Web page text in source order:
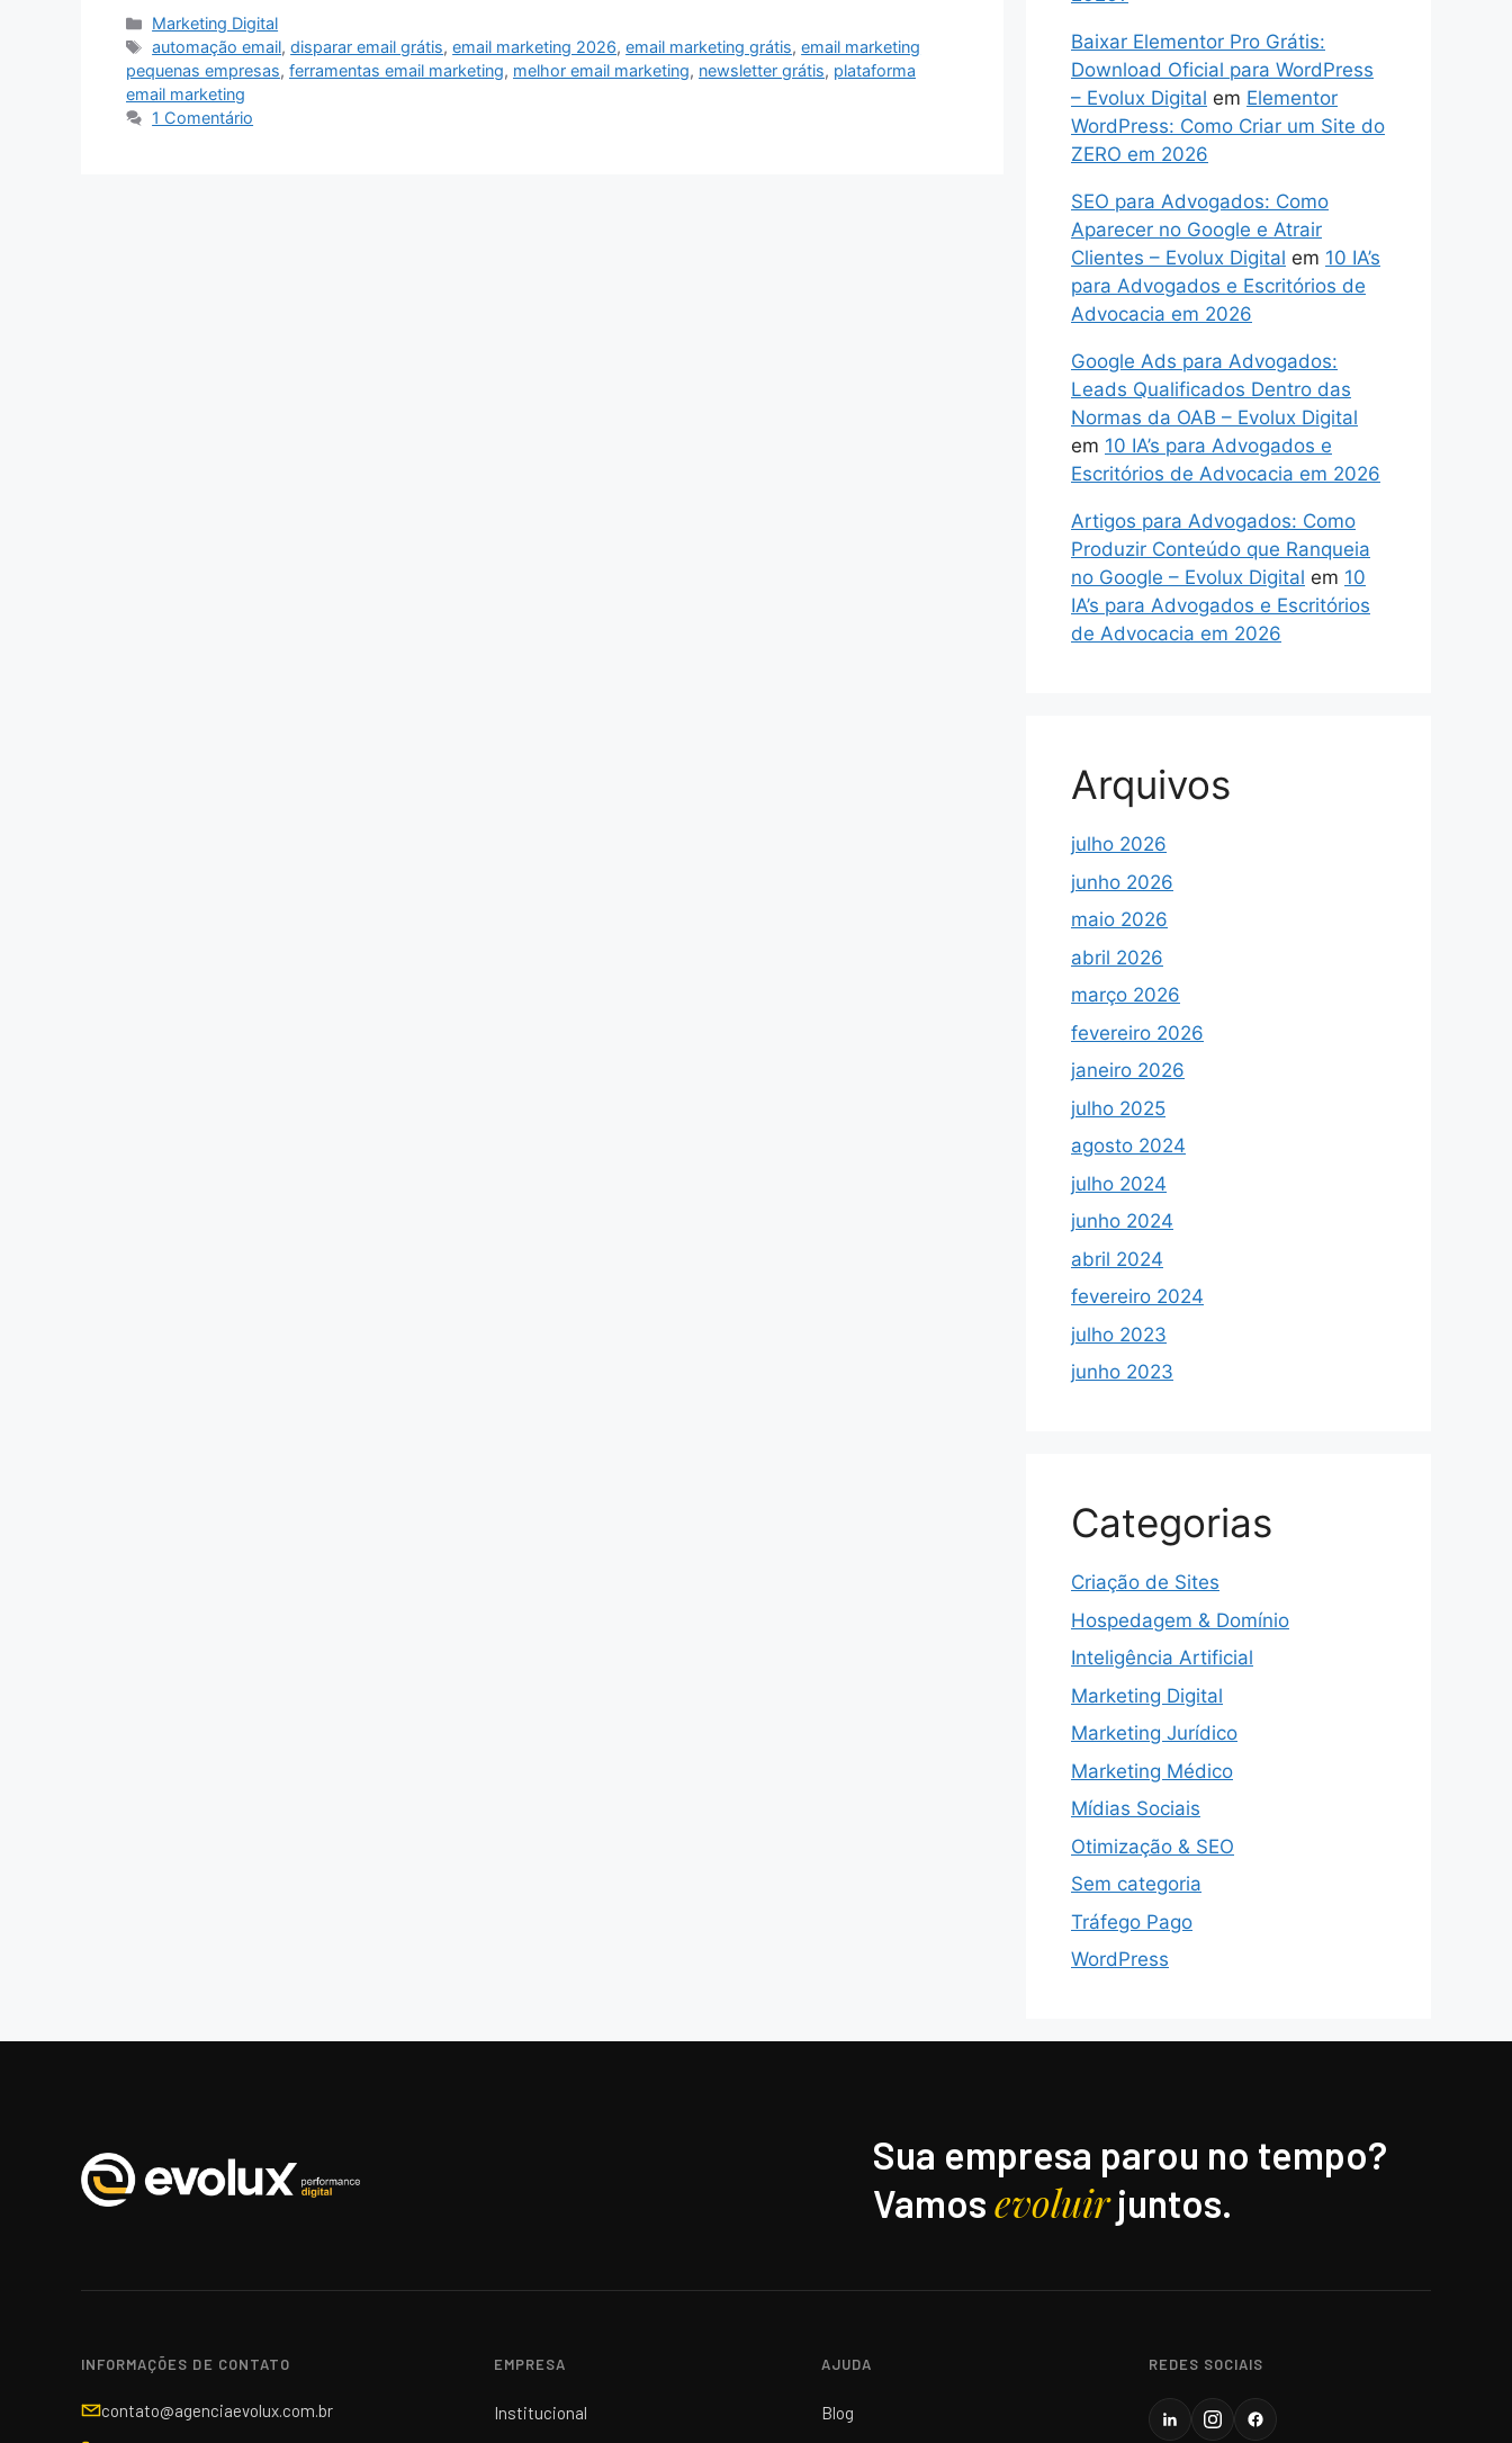
Categorias
Marketing Digital
Tags
automação email,disparar email grátis,email marketing 2026,email marketing grátis,email marketing
pequenas empresas, ferramentas email marketing, melhor email marketing, newsletter grátis, plataforma
email marketing
1 Comentário
Baixar Elementor Pro Grátis:
Download Oficial para WordPress
– Evolux Digital em Elementor
WordPress: Como Criar um Site do
ZERO em 2026
SEO para Advogados: Como
Aparecer no Google e Atrair
Clientes – Evolux Digital em 10 IA’s
para Advogados e Escritórios de
Advocacia em 2026
Google Ads para Advogados:
Leads Qualificados Dentro das
Normas da OAB – Evolux Digital
em 10 IA’s para Advogados e
Escritórios de Advocacia em 2026
Artigos para Advogados: Como
Produzir Conteúdo que Ranqueia
no Google – Evolux Digital em 10
IA’s para Advogados e Escritórios
de Advocacia em 2026
Arquivos
julho 2026
junho 2026
maio 2026
abril 2026
março 2026
fevereiro 2026
janeiro 2026
julho 2025
agosto 2024
julho 2024
junho 2024
abril 2024
fevereiro 2024
julho 2023
junho 2023
Categorias
Criação de Sites
Hospedagem & Domínio
Inteligência Artificial
Marketing Digital
Marketing Jurídico
Marketing Médico
Mídias Sociais
Otimização & SEO
Sem categoria
Tráfego Pago
WordPress
Sua empresa parou no tempo?
Vamosevoluirjuntos.
INFORMAÇÕES DE CONTATO
contato@agenciaevolux.com.br
EMPRESA
Institucional
AJUDA
Blog
REDES SOCIAIS